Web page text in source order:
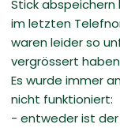
Stick
im letzten
waren leider so
vergrössert
Es wurde immer
nicht funktioniert:
- entweder ist